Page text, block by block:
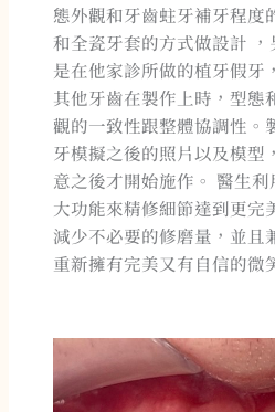
態外觀和牙齒蛀牙補牙程度
和全瓷牙套的方式做設計
是在他家診所做的植牙假牙
其他牙齒在製作上時，型態
觀的一致性跟整體協調性。
牙模擬之後的照片以及模型
意之後才開始施作。 醫生
大功能來精修細節達到更完
減少不必要的修磨量，並且
重新擁有完美又有自信的微